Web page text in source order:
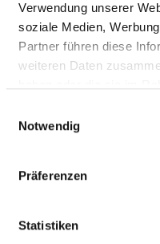
Verwendung unserer
soziale Medien,
Partner führen diese
weiteren Daten
Notwendig
Präferenzen
Statistiken
https://www.pius-
Dr. med. Joachim
für Interdisziplinäre
für Anästhesie)